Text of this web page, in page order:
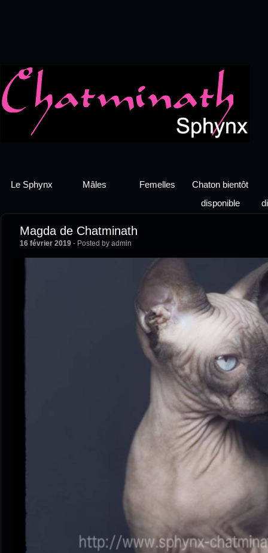
Le Sphynx Mâles Femelles
Chaton bientôt
disponible
Magda de Chatminath
16 février 2019- Posted by admin